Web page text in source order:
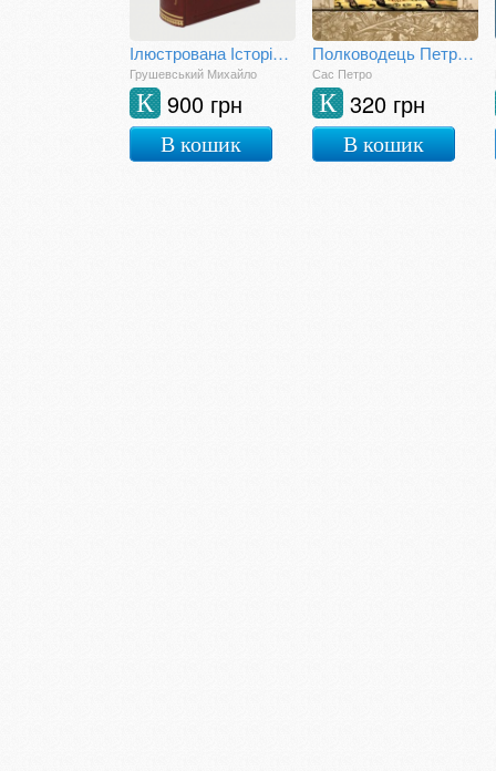
Ілюстрована Історія України
Грушевський Михайло
900 грн
К
В кошик
Полководець Петро Сагайдачний
Сас Петро
320 грн
К
В кошик